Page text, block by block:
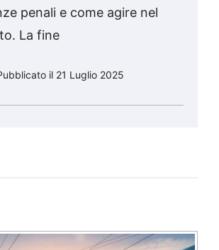
penali e come agire nel
La fine
il 21 Luglio 2025